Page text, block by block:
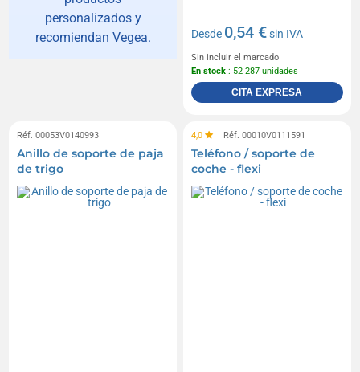
personalizados y
recomiendan Vegea.
Desde 0,54 €sin IVA
Sin incluir el marcado
En stock : 52 287 unidades
CITA EXPRESA
Réf. 00053V0140993
Anillo de soporte de paja
de trigo
4,0 Réf. 00010V0111591
Teléfono / soporte de
coche - flexi